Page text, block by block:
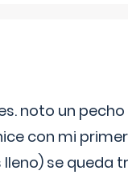
noto un
con mi
se queda